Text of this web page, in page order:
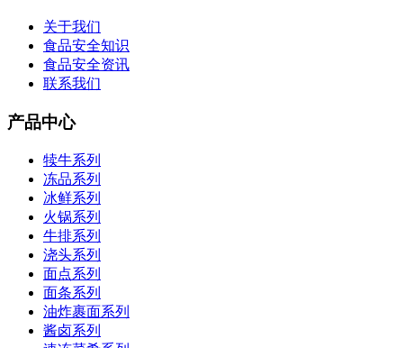
关于我们
食品安全知识
食品安全资讯
联系我们
产品中心
犊牛系列
冻品系列
冰鲜系列
火锅系列
牛排系列
浇头系列
面点系列
面条系列
油炸裹面系列
酱卤系列